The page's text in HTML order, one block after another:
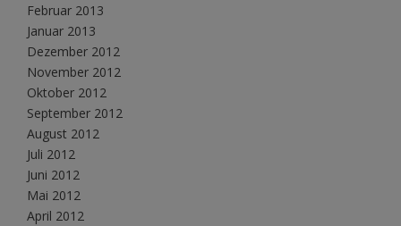
Februar 2013
Januar 2013
Dezember 2012
November 2012
Oktober 2012
September 2012
August 2012
Juli 2012
Juni 2012
Mai 2012
April 2012